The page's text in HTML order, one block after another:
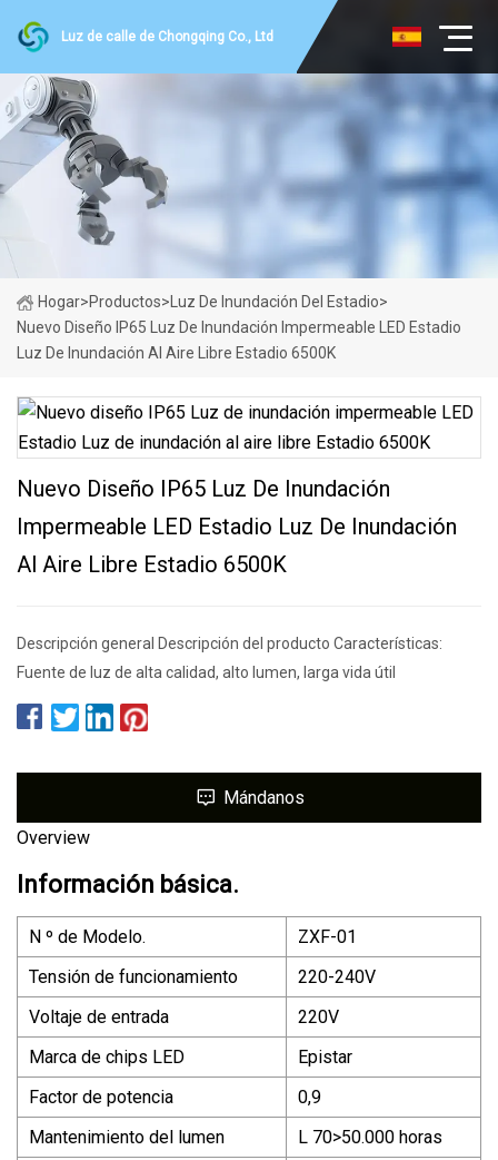
Luz de calle de Chongqing Co., Ltd
Hogar>Productos> Luz De Inundación Del Estadio>
Nuevo Diseño IP65 Luz De Inundación Impermeable LED Estadio
Luz De Inundación Al Aire Libre Estadio 6500K
Nuevo Diseño IP65 Luz De Inundación
Impermeable LED Estadio Luz De Inundación
Al Aire Libre Estadio 6500K
Descripción general Descripción del producto Características:
Fuente de luz de alta calidad, alto lumen, larga vida útil
Mándanos
Overview
Información básica.
N º de Modelo.
ZXF-01
Tensión de funcionamiento
220-240V
Voltaje de entrada
220V
Marca de chips LED
Epistar
Factor de potencia
0,9
Mantenimiento del lumen
L 70>50.000 horas